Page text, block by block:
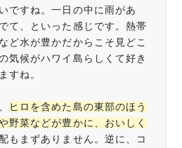
ですね。一日の中に雨があ
て、といった感じです。熱帯
ど水が豊かだからこそ見どこ
気候がハワイ島らしくて好き
すね。
ヒロを含めた島の東部のほう
野菜などが豊かに、おいしく
もまずありません。逆に、コ